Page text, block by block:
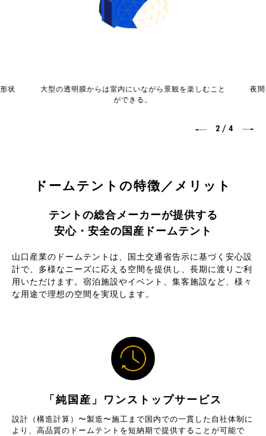
状
大型の透明膜からは室内にいながら景観を楽しむこと
ができる。
夜
2 / 4
ドームテントの特徴／メリット
テントの総合メーカーが提供する
安心・安全の国産ドームテント
山口産業のドームテントは、国土交通省告示に基づく安心設
計で、多様なニーズに応える空間を提供し、長期に渡りご利
用いただけます。宿泊施設やイベント、集客施設など、様々
な用途で理想の空間を実現します。
「純国産」ワンストップサービス
設計（構造計算）〜製造〜施工まで国内での一貫した自社体制に
より、高品質のドームテントを短納期で提供することが可能で